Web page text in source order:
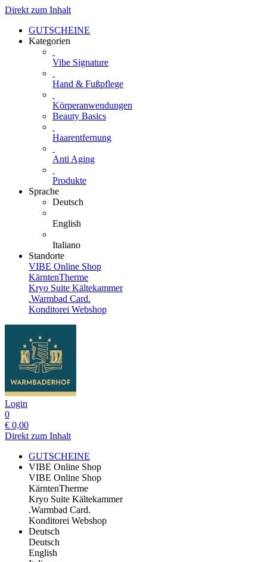
Direkt zum Inhalt
GUTSCHEINE
Kategorien
Vibe Signature
Hand & Fußpflege
Körperanwendungen
Beauty Basics
Haarentfernung
Anti Aging
Produkte
Sprache
Deutsch
English
Italiano
Standorte
VIBE Online Shop
KärntenTherme
Kryo Suite Kältekammer
.Warmbad Card.
Konditorei Webshop
Login
0
€ 0,00
Direkt zum Inhalt
GUTSCHEINE
VIBE Online Shop
VIBE Online Shop
KärntenTherme
Kryo Suite Kältekammer
.Warmbad Card.
Konditorei Webshop
Deutsch
Deutsch
English